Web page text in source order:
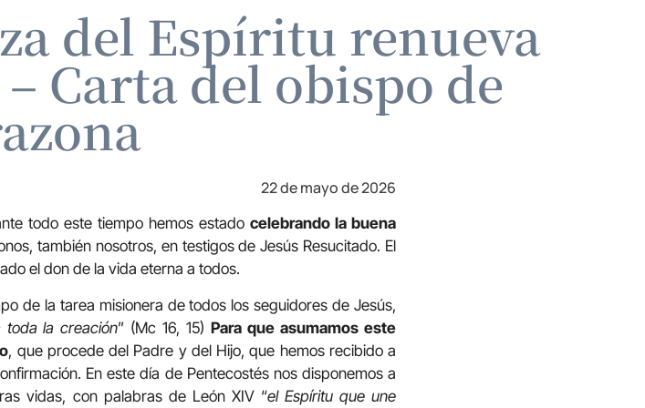
del Espíritu renueva
Carta del obispo de
22 de mayo de 2026
todo este tiempo hemos estadocelebrando la buena
también nosotros, en testigos de Jesús Resucitado. El
el don de la vida eterna a todos.
de la tarea misionera de todos los seguidores de Jesús,
la creación” (Mc 16, 15)Para que asumamos este
, que procede del Padre y del Hijo, que hemos recibido a
En este día de Pentecostés nos disponemos a
vidas, con palabras de León XIV “el Espíritu que une